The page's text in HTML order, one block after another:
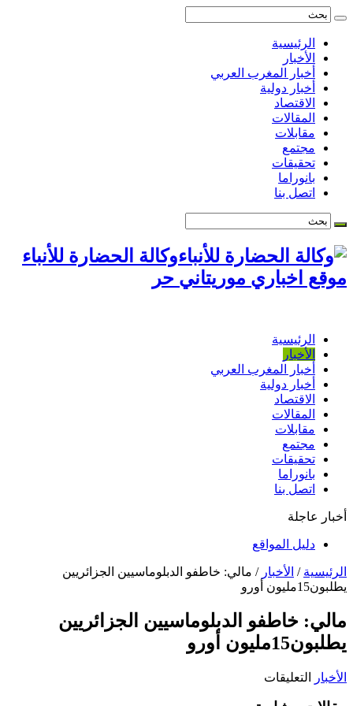
الرئيسية
الأخبار
أخبار المغرب العربي
أخبار دولية
الاقتصاد
المقالات
مقابلات
مجتمع
تحقيقات
بانوراما
اتصل بنا
وكالة الحضارة للأنباء
موقع اخباري موريتاني حر
الرئيسية
الأخبار
أخبار المغرب العربي
أخبار دولية
الاقتصاد
المقالات
مقابلات
مجتمع
تحقيقات
بانوراما
اتصل بنا
أخبار عاجلة
دليل المواقع
الرئيسية / الأخبار / مالي: خاطفو الدبلوماسيين الجزائريين
يطلبون15مليون أورو
مالي: خاطفو الدبلوماسيين الجزائريين
يطلبون15مليون أورو
الأخبار التعليقات